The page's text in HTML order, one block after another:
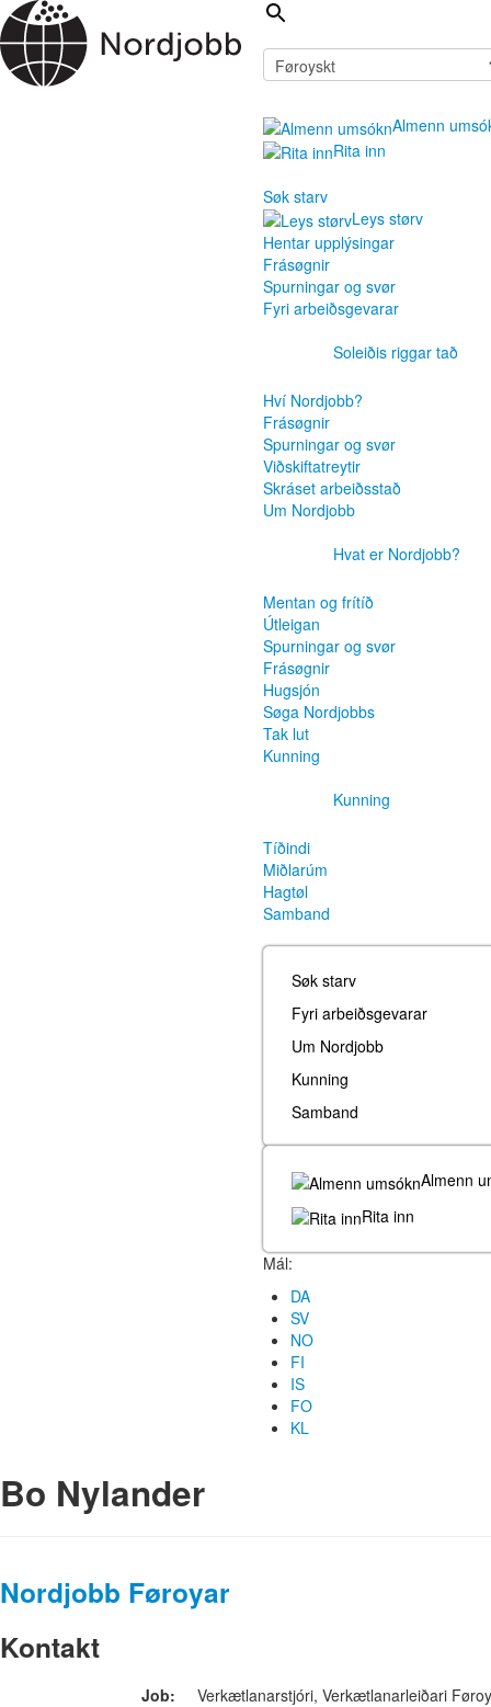
Almenn
Rita inn
Søk starv
Leys størv
Hentar upplýsingar
Frásøgnir
Spurningar og svør
Fyri arbeiðsgevarar
Soleiðis riggar tað
Hví Nordjobb?
Frásøgnir
Spurningar og svør
Viðskiftatreytir
Skráset arbeiðsstað
Um Nordjobb
Hvat er Nordjobb?
Mentan og frítíð
Útleigan
Spurningar og svør
Frásøgnir
Hugsjón
Søga Nordjobbs
Tak lut
Kunning
Kunning
Tíðindi
Miðlarúm
Hagtøl
Samband
Søk starv
Fyri arbeiðsgevarar
Um Nordjobb
Kunning
Samband
Almenn
Rita inn
Mál:
DA
SV
NO
FI
IS
FO
KL
Bo Nylander
Nordjobb Føroyar
Kontakt
Job: Verkætlanarstjóri, Verkætlanarleiðari